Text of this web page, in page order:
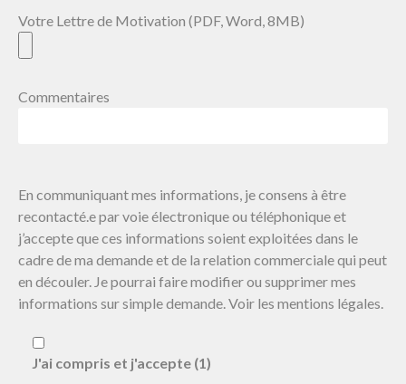
Votre Lettre de Motivation (PDF, Word, 8MB)
Commentaires
En communiquant mes informations, je consens à être
recontacté.e par voie électronique ou téléphonique et
j’accepte que ces informations soient exploitées dans le
cadre de ma demande et de la relation commerciale qui peut
en découler. Je pourrai faire modifier ou supprimer mes
informations sur simple demande. Voir les mentions légales.
J'ai compris et j'accepte (1)